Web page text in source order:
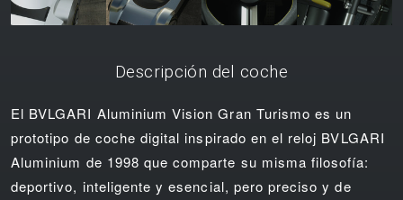
Descripción del coche
El BVLGARI Aluminium Vision Gran Turismo es un
prototipo de coche digital inspirado en el reloj BVLGARI
Aluminium de 1998 que comparte su misma filosofía:
deportivo, inteligente y esencial, pero preciso y de